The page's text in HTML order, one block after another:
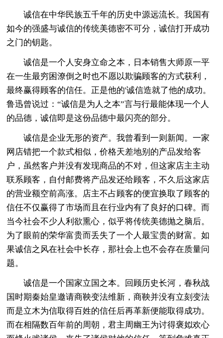
诚信在中华民族五千年的历史中源远流长。我国有
如今的强盛与诚信的传统美德密不可分，诚信打开成功
之门的钥匙。
诚信是一个人安身立命之本，日本销售大师原一平
在一生最穷困潦倒之时也不愿以欺骗顾客的方式获利，
最终赢得顾客的信任。正是他的'诚信造就了他的成功。
鲁迅曾说过：“诚信是为人之本”言与行最能体现一个人
的品德，诚信即是这份品德中最闪亮的部分。
诚信是企业无形的资产。我曾看到一则新闻。一家
网店错把一个款式相似，价格天差地别的产品发给客
户，虽然客户并没有发现商品的不对，但这家店主主动
联系顾客，自付邮费将产品发还给顾客，不久后这家店
的营业额空前高涨。店主不占顾客的便宜换取了顾客的
信任不仅赢得了市场而且在行业内有了良好的口碑。而
当今社会不少人利欲熏心，似乎将传统美德抛之脑后。
为了眼前的荣华富贵而丢失了一个人最宝贵的财富。如
果诚信之风在社会中长存，那社会上也不会存在质量问
题。
诚信是一个国家立国之本。回顾历史长河，春秋战
国时期秦始皇邀请商鞅变法维新，商鞅并没有立刻变法
而是立木为信取得百姓的信任后再革新便能取得成功。
而在相隔数百年前的周朝，君主周幽王为讨得褒姒欢心